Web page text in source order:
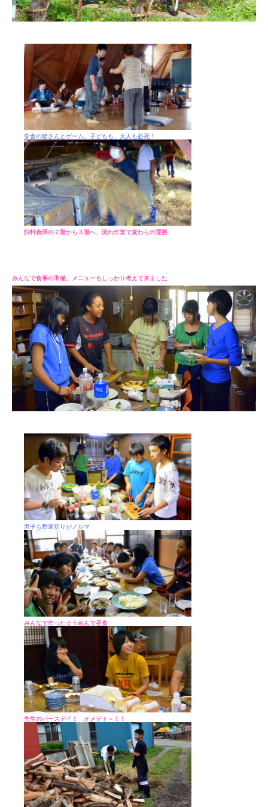
学舎の皆さんとゲーム。子どもも、大人も必死！
飼料倉庫の２階から３階へ、流れ作業で麦わらの運搬
みんなで食事の準備。メニューもしっかり考えて来ました
男子も野菜切りがノルマ
みんなで作ったそうめんで昼食
先生のバースデイ！ オメデト～！！